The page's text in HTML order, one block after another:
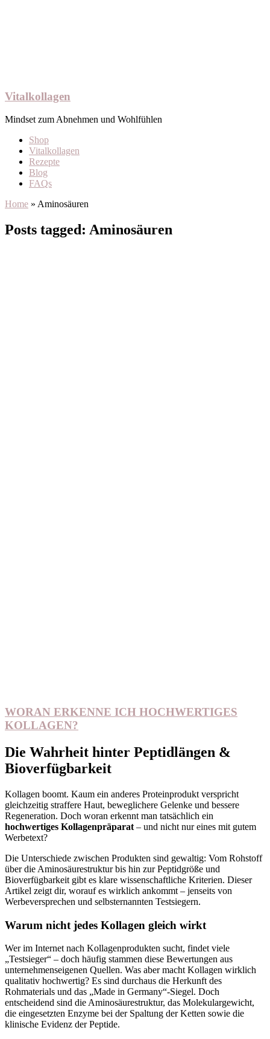
Vitalkollagen
Mindset zum Abnehmen und Wohlfühlen
Shop
Vitalkollagen
Rezepte
Blog
FAQs
Home » Aminosäuren
Posts tagged: Aminosäuren
WORAN ERKENNE ICH HOCHWERTIGES
KOLLAGEN?
Die Wahrheit hinter Peptidlängen &
Bioverfügbarkeit
Kollagen boomt. Kaum ein anderes Proteinprodukt verspricht
gleichzeitig straffere Haut, beweglichere Gelenke und bessere
Regeneration. Doch woran erkennt man tatsächlich ein
hochwertiges Kollagenpräparat – und nicht nur eines mit gutem
Werbetext?
Die Unterschiede zwischen Produkten sind gewaltig: Vom Rohstoff
über die Aminosäurestruktur bis hin zur Peptidgröße und
Bioverfügbarkeit gibt es klare wissenschaftliche Kriterien. Dieser
Artikel zeigt dir, worauf es wirklich ankommt – jenseits von
Werbeversprechen und selbsternannten Testsiegern.
Warum nicht jedes Kollagen gleich wirkt
Wer im Internet nach Kollagenprodukten sucht, findet viele
„Testsieger“ – doch häufig stammen diese Bewertungen aus
unternehmenseigenen Quellen. Was aber macht Kollagen wirklich
qualitativ hochwertig? Es sind durchaus die Herkunft des
Rohmaterials und das „Made in Germany“-Siegel. Doch
entscheidend sind die Aminosäurestruktur, das Molekulargewicht,
die eingesetzten Enzyme bei der Spaltung der Ketten sowie die
klinische Evidenz der Peptide.